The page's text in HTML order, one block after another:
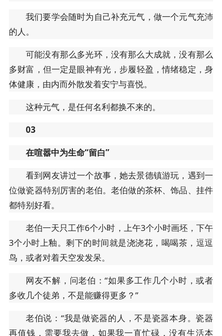
我们要学会随时为自己补充元气，做一个元气充沛
的人。
可能没有那么多光环，没有那么大成就，没有那么
多财富，但一定是眼神有光，步履轻盈，情绪稳定，身
体健康，由内而外散发着安宁与喜悦。
这种元气，是任何名利都换不来的。
03
在喧嚣中为生命“留白”
看到网友讲过一个故事，她去景德镇游玩，遇到一
位做瓷器特别厉害的老伯。老伯做的茶杯、饰品、挂件
都特别好看。
老伯一天只工作6个小时，上午3个小时画坯，下午
3个小时上釉。剩下的时间就是浇浇花，喝喝茶，逗逗
鸟，或者对着天空发发呆。
网友不解，问老伯：“如果多工作几个小时，或者
多收几个徒弟，不是能赚得更多？”
老伯说：“我是做瓷器的人，不是瓷器本身。瓷器
再值钱，需要我去做，如果我一直忙碌，没有生活本